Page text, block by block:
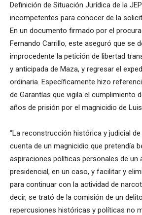
Definición de Situación Jurídica de la
incompetentes para conocer de la
En un documento firmado por el
Fernando Carrillo, este aseguró que se
improcedente la petición de libertad
y anticipada de Maza, y regresar el
ordinaria. Específicamente hizo
de Garantías que vigila el cumplimiento
años de prisión por el magnicidio de
“La reconstrucción histórica y judicial
cuenta de un magnicidio que pretendía
aspiraciones políticas personales de un
presidencial, en un caso, y facilitar y
para continuar con la actividad de
decir, se trató de la comisión de un
repercusiones históricas y políticas no